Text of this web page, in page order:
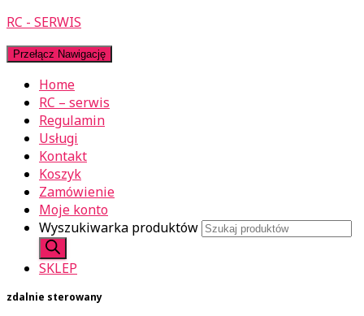
RC - SERWIS
Przełącz Nawigację
Home
RC – serwis
Regulamin
Usługi
Kontakt
Koszyk
Zamówienie
Moje konto
Wyszukiwarka produktów
SKLEP
zdalnie sterowany